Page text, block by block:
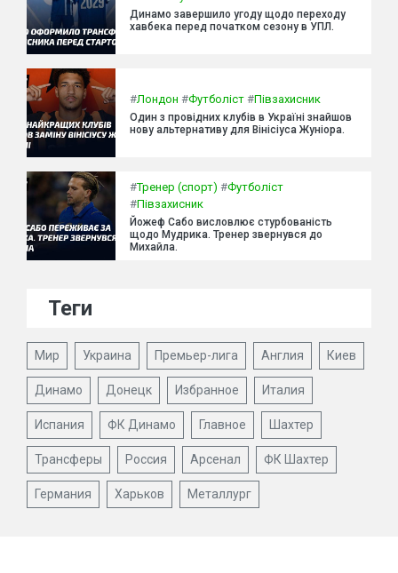
Динамо завершило угоду щодо переходу
хавбека перед початком сезону в УПЛ.
#Лондон #Футболіст #Півзахисник
Один з провідних клубів в Україні знайшов
нову альтернативу для Вінісіуса Жуніора.
#Тренер (спорт) #Футболіст
#Півзахисник
Йожеф Сабо висловлює стурбованість
щодо Мудрика. Тренер звернувся до
Михайла.
Теги
Мир Украина Премьер-лига Англия Киев
Динамо Донецк Избранное Италия
Испания ФК Динамо Главное Шахтер
Трансферы Россия Арсенал ФК Шахтер
Германия Харьков Металлург